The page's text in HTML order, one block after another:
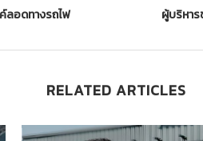
ลอดทางรถไฟ
ผู้บริหา
RELATED ARTICLES